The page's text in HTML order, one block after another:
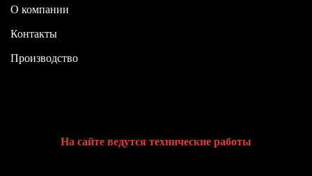
О компании
Контакты
Производство
На сайте ведутся технические работы